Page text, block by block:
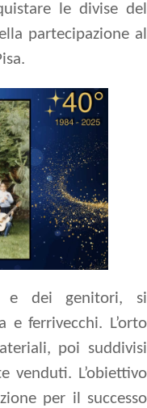
le divise del
partecipazione al
e dei genitori, si
e ferrivecchi. L’orto
poi suddivisi
venduti. L’obiettivo
per il successo